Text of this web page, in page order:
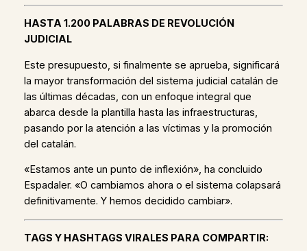
HASTA 1.200 PALABRAS DE REVOLUCIÓN
JUDICIAL
Este presupuesto, si finalmente se aprueba, significará
la mayor transformación del sistema judicial catalán de
las últimas décadas, con un enfoque integral que
abarca desde la plantilla hasta las infraestructuras,
pasando por la atención a las víctimas y la promoción
del catalán.
«Estamos ante un punto de inflexión», ha concluido
Espadaler. «O cambiamos ahora o el sistema colapsará
definitivamente. Y hemos decidido cambiar».
TAGS Y HASHTAGS VIRALES PARA COMPARTIR: